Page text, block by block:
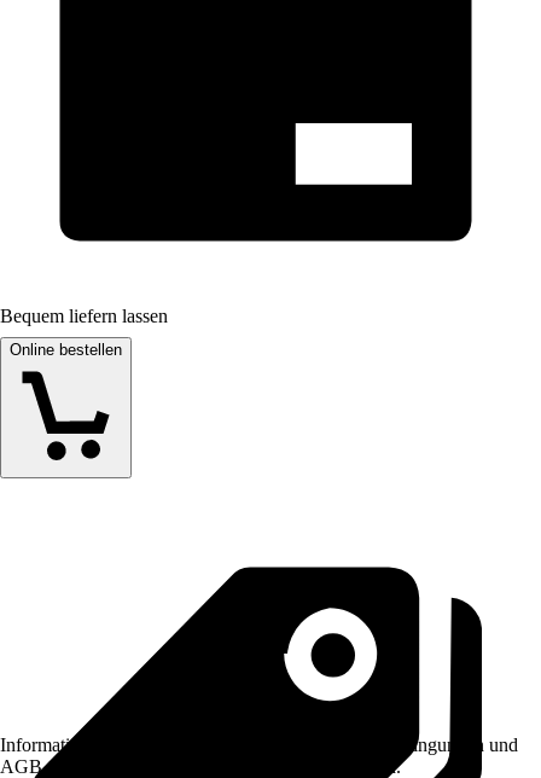
Bequem liefern lassen
Online bestellen
Informationen des Verkäufers, wie z. B. Rückgabebedingungen und
AGB, finden Sie bei Klick auf den Verkäufernamen.